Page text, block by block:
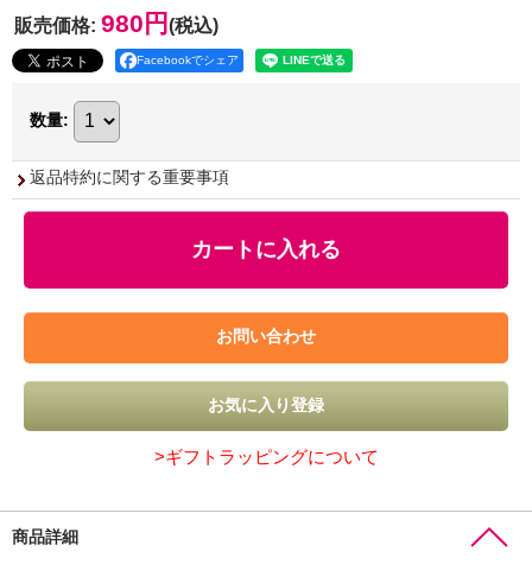
販売価格: 980円 (税込)
Facebookでシェア
数量:
返品特約に関する重要事項
>ギフトラッピングについて
商品詳細